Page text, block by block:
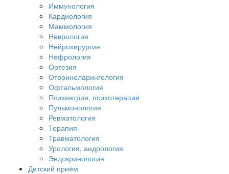
Иммунология
Кардиология
Маммология
Неврология
Нейрохирургия
Нефрология
Ортезия
Оториноларингология
Офтальмология
Психиатрия, психотерапия
Пульмонология
Ревматология
Терапия
Травматология
Урология, андрология
Эндокринология
Детский приём